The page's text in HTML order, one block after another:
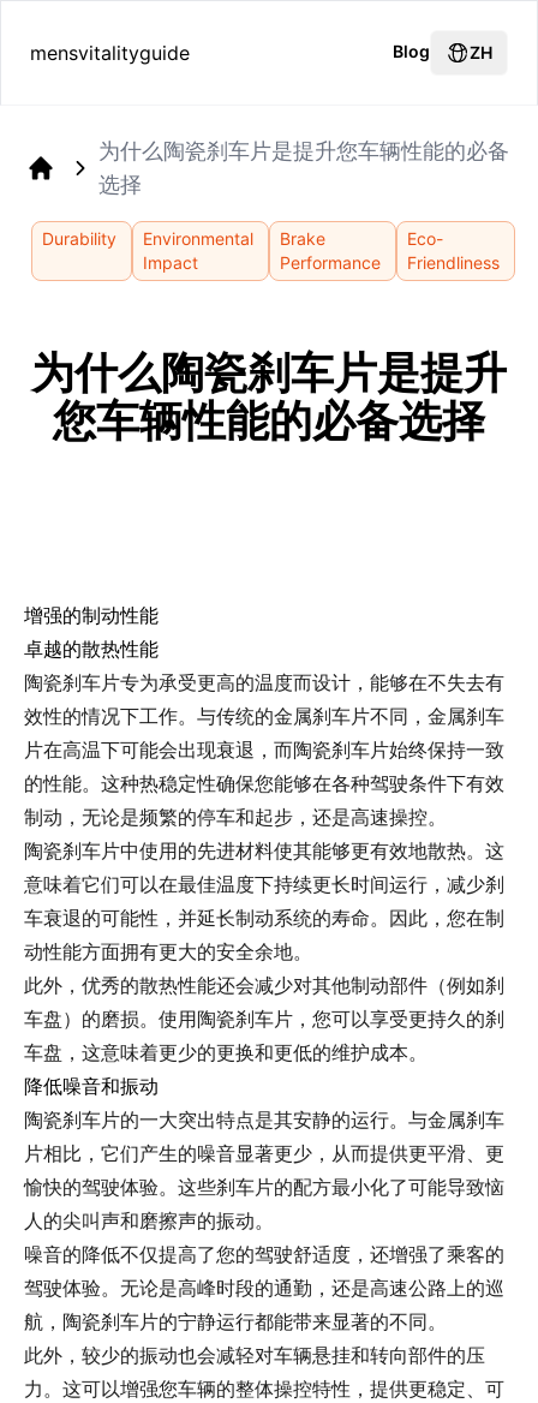
mensvitalityguide Blog ZH
为什么陶瓷刹车片是提升您车辆性能的必备
选择
Durability
Environmental
Impact
Brake
Performance
Eco-
Friendliness
为什么陶瓷刹车片是提升
您车辆性能的必备选择
增强的制动性能
卓越的散热性能
陶瓷刹车片专为承受更高的温度而设计，能够在不失去有
效性的情况下工作。与传统的金属刹车片不同，金属刹车
片在高温下可能会出现衰退，而陶瓷刹车片始终保持一致
的性能。这种热稳定性确保您能够在各种驾驶条件下有效
制动，无论是频繁的停车和起步，还是高速操控。
陶瓷刹车片中使用的先进材料使其能够更有效地散热。这
意味着它们可以在最佳温度下持续更长时间运行，减少刹
车衰退的可能性，并延长制动系统的寿命。因此，您在制
动性能方面拥有更大的安全余地。
此外，优秀的散热性能还会减少对其他制动部件（例如刹
车盘）的磨损。使用陶瓷刹车片，您可以享受更持久的刹
车盘，这意味着更少的更换和更低的维护成本。
降低噪音和振动
陶瓷刹车片的一大突出特点是其安静的运行。与金属刹车
片相比，它们产生的噪音显著更少，从而提供更平滑、更
愉快的驾驶体验。这些刹车片的配方最小化了可能导致恼
人的尖叫声和磨擦声的振动。
噪音的降低不仅提高了您的驾驶舒适度，还增强了乘客的
驾驶体验。无论是高峰时段的通勤，还是高速公路上的巡
航，陶瓷刹车片的宁静运行都能带来显著的不同。
此外，较少的振动也会减轻对车辆悬挂和转向部件的压
力。这可以增强您车辆的整体操控特性，提供更稳定、可